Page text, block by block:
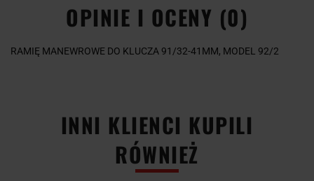
OPINIE I OCENY (0)
RAMIĘ MANEWROWE DO KLUCZA 91/32-41MM, MODEL 92/2
INNI KLIENCI KUPILI
RÓWNIEŻ